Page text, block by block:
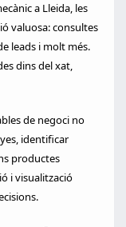
a Lleida, les
valuosa: consultes
leads i molt més.
dins del xat,
de negoci no
identificar
productes
i visualització